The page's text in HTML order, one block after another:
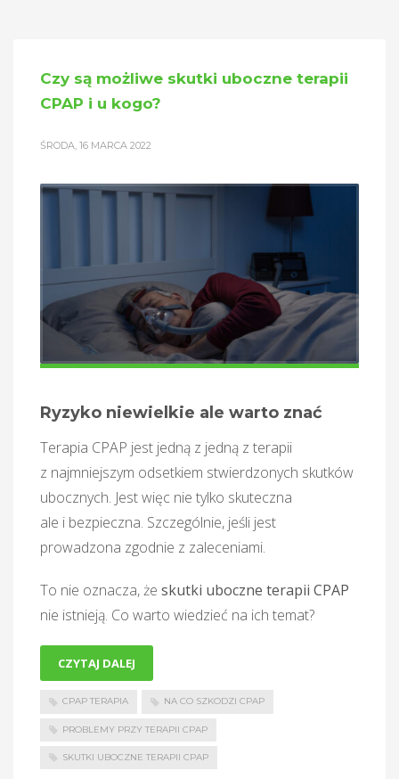
Czy są możliwe skutki uboczne terapii
CPAP i u kogo?
ŚRODA, 16 MARCA 2022
Ryzyko niewielkie ale warto znać
Terapia CPAP jest jedną z jedną z terapii
z najmniejszym odsetkiem stwierdzonych skutków
ubocznych. Jest więc nie tylko skuteczna
ale i bezpieczna. Szczególnie, jeśli jest
prowadzona zgodnie z zaleceniami.
To nie oznacza, że skutki uboczne terapii CPAP
nie istnieją. Co warto wiedzieć na ich temat?
CPAP TERAPIA NA CO SZKODZI CPAP
PROBLEMY PRZY TERAPII CPAP
SKUTKI UBOCZNE TERAPII CPAP
CZYTAJ DALEJ